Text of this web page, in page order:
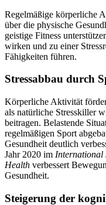
Regelmäßige körperliche
über die physische
geistige Fitness
wirken und zu einer
Fähigkeiten führen.
Stressabbau durch
Körperliche Aktivität
als natürliche Stresskiller
beitragen. Belastende
regelmäßigen Sport
Gesundheit deutlich
Jahr 2020 im International
Health verbessert
Gesundheit.
Steigerung der